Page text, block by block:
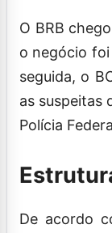
O BRB
o negócio
seguida, o
as suspeitas
Polícia
De acordo